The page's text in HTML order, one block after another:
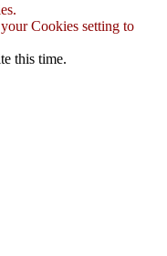
Cookies setting to
this time.